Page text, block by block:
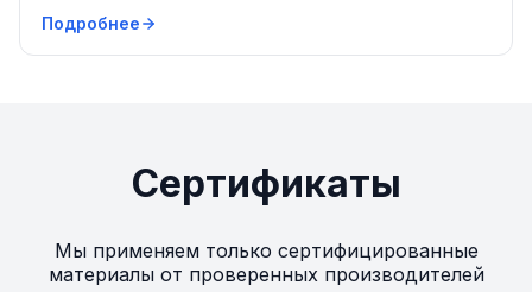
Подробнее
Сертификаты
Мы применяем только сертифицированные
материалы от проверенных производителей